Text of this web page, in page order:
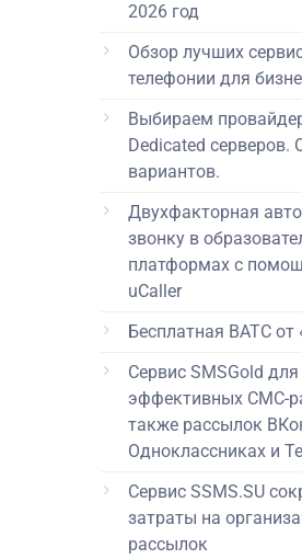
2026 год
Обзор лучших
телефонии для
Выбираем
Dedicated серверов.
вариантов.
Двухфакторная
звонку в
платформах с
uCaller
Бесплатная ВАТС от
Сервис SMSGold
эффективных СМС-
также рассылок
Одноклассниках и
Сервис SSMS.SU
затраты на
рассылок